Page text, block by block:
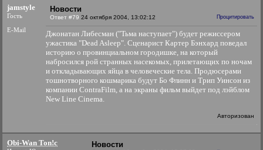
jamstyle
Гость
E-Mail
Новости
Ответ #79 24 октября 2004, 13:02:12 Процитировать
Джонатан Либесман ("Тьма наступает") будет режиссером
ужастика "Dead Asleep". Сценарист Картер Бэнхард поведал
историю о провинциальном городишке, на который
набросился рой странных насекомых, прилетающих по ночам
и откладывающих яйца в человеческие тела. Продюсерами
тошнотворного кошмарика будут Бо Флинн и Трип Уинсон из
компании ContraFilm, а на экраны фильм выйдет под лэйблом
New Line Cinema.
Авторизован
Obi-Wan Ton!c Новости